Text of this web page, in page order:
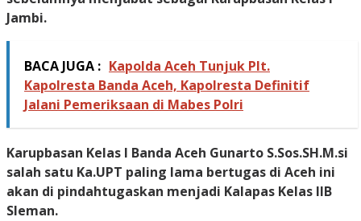
Jambi.
BACA JUGA : Kapolda Aceh Tunjuk Plt.
Kapolresta Banda Aceh, Kapolresta Definitif
Jalani Pemeriksaan di Mabes Polri
Karupbasan Kelas I Banda Aceh Gunarto S.Sos.SH.M.si
salah satu Ka.UPT paling lama bertugas di Aceh ini
akan di pindahtugaskan menjadi Kalapas Kelas IIB
Sleman.